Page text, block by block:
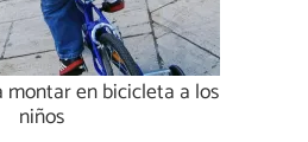
montar en bicicleta a los
niños